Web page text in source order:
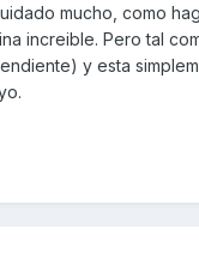
mucho, como
increible. Pero tal
y esta